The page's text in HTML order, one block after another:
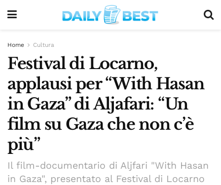
Home Cultura
Festival di Locarno,
applausi per “With Hasan
in Gaza” di Aljafari: “Un
film su Gaza che non c’è
più”
Il film-documentario di Aljfari "With Hasan
in Gaza", presentato al Festival di Locarno